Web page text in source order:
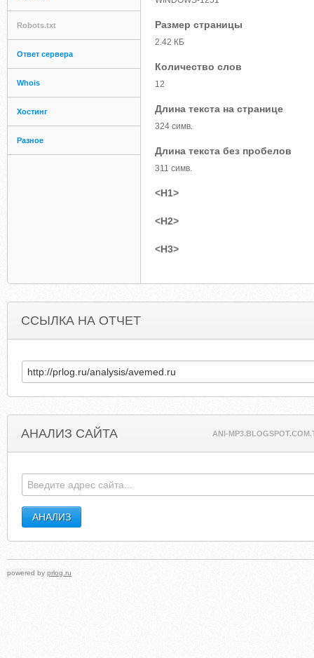
Robots.txt
Ответ сервера
Whois
Хостинг
Разное
Размер страницы
2.42 КБ
Количество слов
12
Длина текста на странице
324 симв.
Длина текста без пробелов
311 симв.
<H1>
<H2>
<H3>
ССЫЛКА НА ОТЧЕТ
АНАЛИЗ САЙТА ANI-
powered by prlog.ru